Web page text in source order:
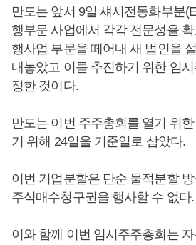
만도는 앞서 9일 섀시전동화부분
행부문 사업에서 각각 전문성을
행사업 부문을 떼어내 새 법인을
내놓았고 이를 추진하기 위한 임
정한 것이다.
만도는 이번 주주총회를 열기 위
기 위해 24일을 기준일로 삼았다.
이번 기업분할은 단순 물적분할
주식매수청구권을 행사할 수 없다.
이와 함께 이번 임시주주총회는